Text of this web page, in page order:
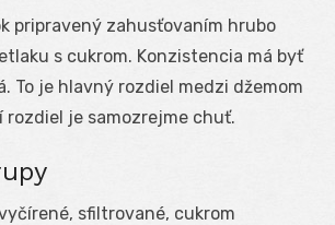
pripravený zahusťovaním hrubo
s cukrom. Konzistencia má byť
To je hlavný rozdiel medzi džemom
rozdiel je samozrejme chuť.
sfiltrované, cukrom